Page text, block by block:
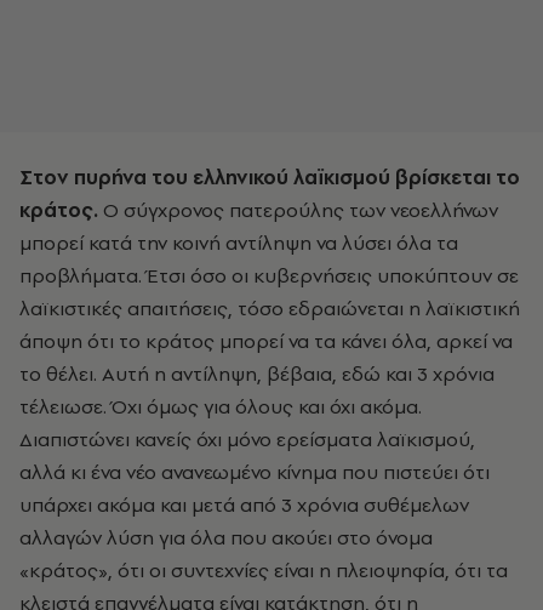
Στον πυρήνα του ελληνικού λαϊκισμού βρίσκεται το
κράτος. Ο σύγχρονος πατερούλης των νεοελλήνων
μπορεί κατά την κοινή αντίληψη να λύσει όλα τα
προβλήματα. Έτσι όσο οι κυβερνήσεις υποκύπτουν σε
λαϊκιστικές απαιτήσεις, τόσο εδραιώνεται η λαϊκιστική
άποψη ότι το κράτος μπορεί να τα κάνει όλα, αρκεί να
το θέλει. Αυτή η αντίληψη, βέβαια, εδώ και 3 χρόνια
τέλειωσε. Όχι όμως για όλους και όχι ακόμα.
Διαπιστώνει κανείς όχι μόνο ερείσματα λαϊκισμού,
αλλά κι ένα νέο ανανεωμένο κίνημα που πιστεύει ότι
υπάρχει ακόμα και μετά από 3 χρόνια συθέμελων
αλλαγών λύση για όλα που ακούει στο όνομα
«κράτος», ότι οι συντεχνίες είναι η πλειοψηφία, ότι τα
κλειστά επαγγέλματα είναι κατάκτηση, ότι η